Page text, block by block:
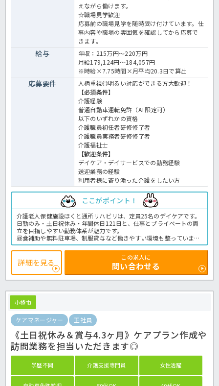
えながら働けます。
☆職場見学歓迎
応募前の職場見学を随時受け付けています。仕
事内容や職場の雰囲気を確認してから応募で
きます。
給与
年収：215万円～220万円
月給179,124円～184,057円
※時給×7.75時間×月平均20.3日で算出
応募要件
人柄重視◎明るい対応ができる方大歓迎！
【必須条件】
介護経験
普通自動車運転免許（AT限定可）
以下のいずれかの資格
介護職員初任者研修修了者
介護職員実務者研修修了者
介護福祉士
【歓迎条件】
デイケア・デイサービスでの勤務経験
送迎業務の経験
利用者様に寄り添った介護をしたい方
ここがポイント！
介護老人保健施設ほくと通所リハビリは、定員25名のデイケアです。
日勤のみ・土日祝休み・年間休日121日と、仕事とプライベートの両
立を目指しやすい勤務体系が魅力です。
昼食補助や無料駐車場、制服貸与など働きやすい環境も整っていま
す。
応募前の職場見学も歓迎しているため、施設の雰囲気を確認してから
応募できます。
気になる方はほっ介護までお気軽にお問い合わせください！
老健での介護業務全般です。＜介護職 正職員 老健の求人＞
詳細を見る
この求人に
問い合わせる
小樽市
ケアマネージャー 正社員
《土日祝休み＆賞与4.3ヶ月》ケアプラン作成や
訪問業務を担当いただきます◎
学歴不問 介護支援専門員 女性活躍